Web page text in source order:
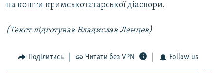
на кошти кримськотатарської діаспори.
(Текст підготував Владислав Ленцев)
Поділитись Читати без VPN Follow us